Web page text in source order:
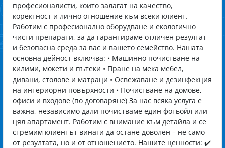
професионалисти, които залагат на качество,
коректност и лично отношение към всеки клиент.
Работим с професионално оборудване и екологично
чисти препарати, за да гарантираме отличен резултат
и безопасна среда за вас и вашето семейство. Нашата
основна дейност включва: • Машинно почистване на
килими, мокети и пътеки • Пране на мека мебел,
дивани, столове и матраци • Освежаване и дезинфекция
на интериорни повърхности • Почистване на домове,
офиси и входове (по договаряне) За нас всяка услуга е
важна, независимо дали почистваме един фотьойл или
цял апартамент. Работим с внимание към детайла и се
стремим клиентът винаги да остане доволен – не само
от резултата, но и от отношението. Нашите ценности: ✔️